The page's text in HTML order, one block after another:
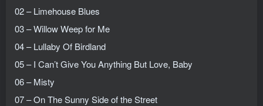
02 – Limehouse Blues
03 – Willow Weep for Me
04 – Lullaby Of Birdland
05 – I Can’t Give You Anything But Love, Baby
06 – Misty
07 – On The Sunny Side of the Street